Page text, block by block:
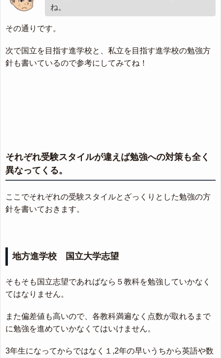
ね。
その通りです。
次で国立を目指す進学校と、私立を目指す進学校の勉強方
針も書いているので参考にしてみてね！
それぞれ受験スタイルが違えば勉強への対策も全く
異なってくる。
ここでそれぞれの受験スタイルとざっくりとした勉強の方
針を書いておきます。
地方進学校 国立大学志望
そもそも国立志望であればなら５教科を勉強していかなく
てはなりません。
また偏差値も高いので、各教科満遍なく点数が取れるまで
に勉強を進めていかなくてはいけません。
3年生になってからではなく１,2年の早いうちから英語や数